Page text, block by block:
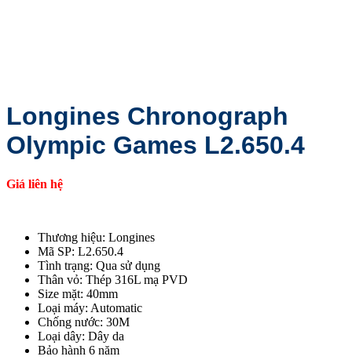
Longines Chronograph
Olympic Games L2.650.4
Giá liên hệ
Thương hiệu: Longines
Mã SP: L2.650.4
Tình trạng: Qua sử dụng
Thân vỏ: Thép 316L mạ PVD
Size mặt: 40mm
Loại máy: Automatic
Chống nước: 30M
Loại dây: Dây da
Bảo hành 6 năm